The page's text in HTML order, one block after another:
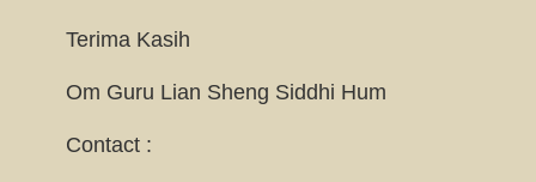
Terima Kasih
Om Guru Lian Sheng Siddhi Hum
Contact :